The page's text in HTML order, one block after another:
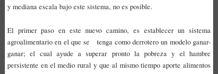
y mediana escala bajo este sistema, no es posible.
El primer paso en este nuevo camino, es establecer un sistema
agroalimentario en el que se tenga como derrotero un modelo ganar-
ganar; el cual ayude a superar pronto la pobreza y el hambre
persistente en el medio rural y que al mismo tiempo aporte alimentos